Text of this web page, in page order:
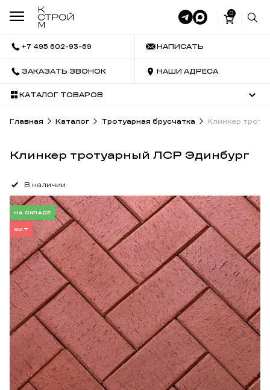
0
+7 495 602-93-69 НАПИСАТЬ
ЗАКАЗАТЬ ЗВОНОК НАШИ АДРЕСА
КАТАЛОГ ТОВАРОВ
Главная Каталог Тротуарная брусчатка Клинкер
Клинкер тротуарный ЛСР Эдинбург
В наличии
НА СКЛАДЕ
ХИТ